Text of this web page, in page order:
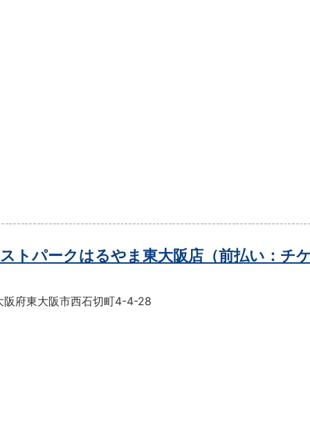
ストパークはるやま東大阪店（前払い：チ
阪府東大阪市西石切町4-4-28